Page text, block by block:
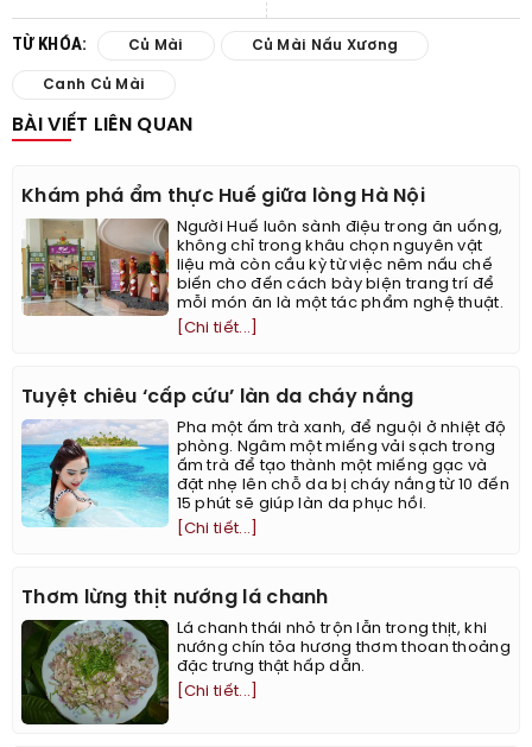
TỪ KHÓA: Củ Mài Củ Mài Nấu Xương
Canh Củ Mài
BÀI VIẾT LIÊN QUAN
Khám phá ẩm thực Huế giữa lòng Hà Nội
Người Huế luôn sành điệu trong ăn uống,
không chỉ trong khâu chọn nguyên vật
liệu mà còn cầu kỳ từ việc nêm nấu chế
biến cho đến cách bày biện trang trí để
mỗi món ăn là một tác phẩm nghệ thuật.
[Chi tiết...]
Tuyệt chiêu ‘cấp cứu’ làn da cháy nắng
Pha một ấm trà xanh, để nguội ở nhiệt độ
phòng. Ngâm một miếng vải sạch trong
ấm trà để tạo thành một miếng gạc và
đặt nhẹ lên chỗ da bị cháy nắng từ 10 đến
15 phút sẽ giúp làn da phục hồi.
[Chi tiết...]
Thơm lừng thịt nướng lá chanh
Lá chanh thái nhỏ trộn lẫn trong thịt, khi
nướng chín tỏa hương thơm thoan thoảng
đặc trưng thật hấp dẫn.
[Chi tiết...]